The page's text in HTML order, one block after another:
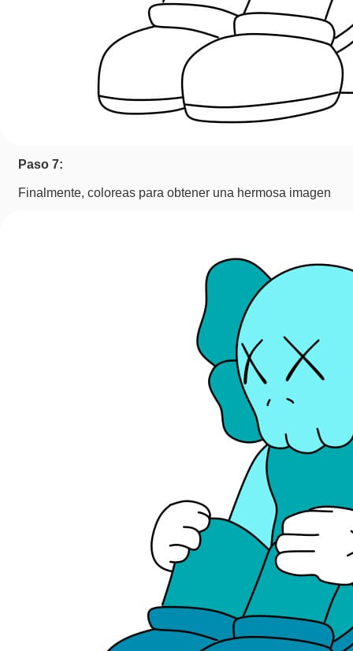
Paso 7:
Finalmente, coloreas para obtener una hermosa imagen